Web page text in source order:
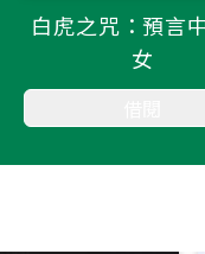
白虎之咒：預言
女